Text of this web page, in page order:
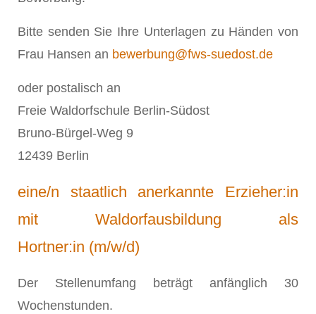
Bitte senden Sie Ihre Unterlagen zu Händen von
Frau Hansen an bewerbung@fws-suedost.de
oder postalisch an
Freie Waldorfschule Berlin-Südost
Bruno-Bürgel-Weg 9
12439 Berlin
eine/n staatlich anerkannte Erzieher:in
mit Waldorfausbildung als
Hortner:in (m/w/d)
Der Stellenumfang beträgt anfänglich 30
Wochenstunden.